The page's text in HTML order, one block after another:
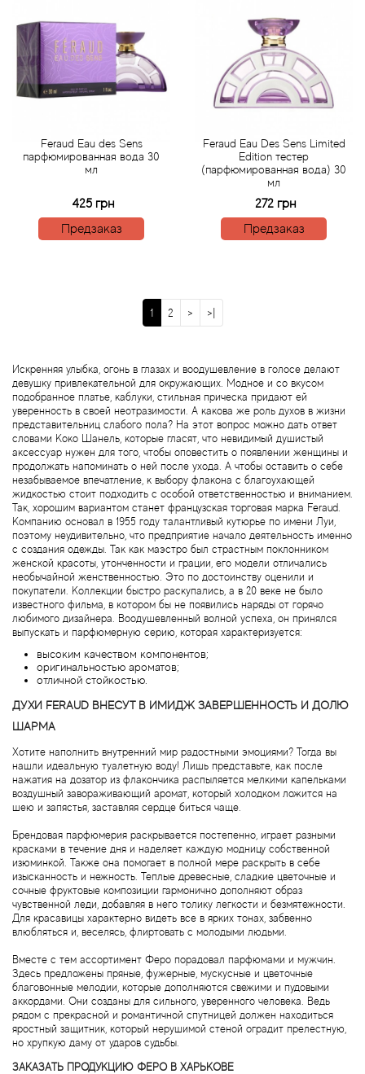
Feraud Eau des Sens
парфюмированная вода 30
мл
425 грн
Предзаказ
Feraud Eau Des Sens Limited
Edition тестер
(парфюмированная вода) 30
мл
272 грн
Предзаказ
1 2 > >|
Искренняя улыбка, огонь в глазах и воодушевление в голосе делают
девушку привлекательной для окружающих. Модное и со вкусом
подобранное платье, каблуки, стильная прическа придают ей
уверенность в своей неотразимости. А какова же роль духов в жизни
представительниц слабого пола? На этот вопрос можно дать ответ
словами Коко Шанель, которые гласят, что невидимый душистый
аксессуар нужен для того, чтобы оповестить о появлении женщины и
продолжать напоминать о ней после ухода. А чтобы оставить о себе
незабываемое впечатление, к выбору флакона с благоухающей
жидкостью стоит подходить с особой ответственностью и вниманием.
Так, хорошим вариантом станет французская торговая марка Feraud.
Компанию основал в 1955 году талантливый кутюрье по имени Луи,
поэтому неудивительно, что предприятие начало деятельность именно
с создания одежды. Так как маэстро был страстным поклонником
женской красоты, утонченности и грации, его модели отличались
необычайной женственностью. Это по достоинству оценили и
покупатели. Коллекции быстро раскупались, а в 20 веке не было
известного фильма, в котором бы не появились наряды от горячо
любимого дизайнера. Воодушевленный волной успеха, он принялся
выпускать и парфюмерную серию, которая характеризуется:
высоким качеством компонентов;
оригинальностью ароматов;
отличной стойкостью.
ДУХИ FERAUD ВНЕСУТ В ИМИДЖ ЗАВЕРШЕННОСТЬ И ДОЛЮ
ШАРМА
Хотите наполнить внутренний мир радостными эмоциями? Тогда вы
нашли идеальную туалетную воду! Лишь представьте, как после
нажатия на дозатор из флакончика распыляется мелкими капельками
воздушный завораживающий аромат, который холодком ложится на
шею и запястья, заставляя сердце биться чаще.
Брендовая парфюмерия раскрывается постепенно, играет разными
красками в течение дня и наделяет каждую модницу собственной
изюминкой. Также она помогает в полной мере раскрыть в себе
изысканность и нежность. Теплые древесные, сладкие цветочные и
сочные фруктовые композиции гармонично дополняют образ
чувственной леди, добавляя в него толику легкости и безмятежности.
Для красавицы характерно видеть все в ярких тонах, забвенно
влюбляться и, веселясь, флиртовать с молодыми людьми.
Вместе с тем ассортимент Феро порадовал парфюмами и мужчин.
Здесь предложены пряные, фужерные, мускусные и цветочные
благовонные мелодии, которые дополняются свежими и пудовыми
аккордами. Они созданы для сильного, уверенного человека. Ведь
рядом с прекрасной и романтичной спутницей должен находиться
яростный защитник, который нерушимой стеной оградит прелестную,
но хрупкую даму от ударов судьбы.
ЗАКАЗАТЬ ПРОДУКЦИЮ ФЕРО В ХАРЬКОВЕ
Bogart
Bogdan Zubchenko
Bon Parfumeur
Bond No.9
Bottega Profumiera
Brioni
Britney Spears
Brooks Brothers
Bruno Banani
Brut
Burberry
Bvlgari
Byblos
Byredo
Cacharel
Cafe Parfums
Cale Fragranze d'Autore
Calvin Klein
Calypso Christiane Celle
Canali
Carla Fracci
Carner Barcelona